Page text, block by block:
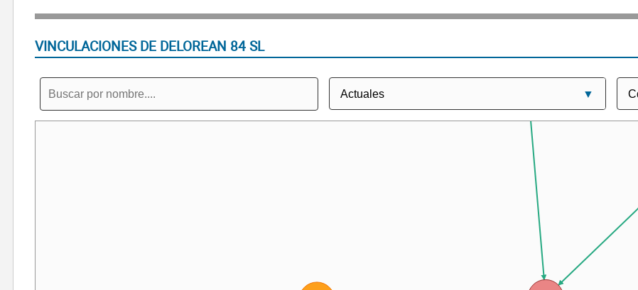
VINCULACIONES DE DELOREAN 84 SL
EL SECRET DE NIT SL